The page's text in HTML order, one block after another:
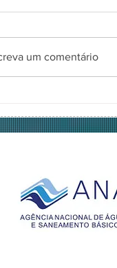
um comentário